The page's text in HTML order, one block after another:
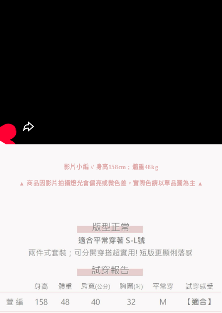
影片小編 // 身高158cm ; 體重48kg
▲ 商品因影片拍攝燈光會偏亮或微色差，實際色請以單品圖為主 ▲